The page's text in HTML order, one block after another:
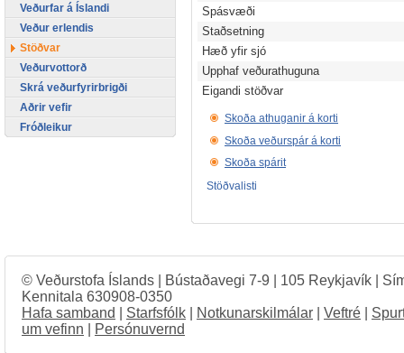
Spásvæði
Staðsetning
Hæð yfir sjó
Upphaf veðurathuguna
Eigandi stöðvar
Skoða athuganir á korti
Skoða veðurspár á korti
Skoða spárit
Stöðvalisti
Veðurfar á Íslandi
Veður erlendis
Stöðvar
Veðurvottorð
Skrá veðurfyrirbrigði
Aðrir vefir
Fróðleikur
© Veðurstofa Íslands | Bústaðavegi 7-9 | 105 Reykjavík |
Kennitala 630908-0350
Hafa samband
Starfsfólk Notkunarskilmálar Veftré
um vefinn
Persónuvernd